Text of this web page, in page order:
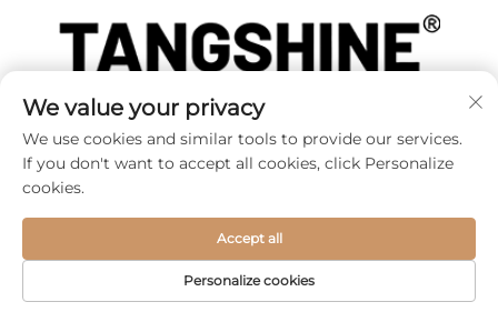
Авторские права © 2026 SHAOXING TANG CAI
LEATHER CO.,LTD -
Политика
конфиденциальности
We value your privacy
We use cookies and similar tools to provide our services.
If you don't want to accept all cookies, click Personalize
cookies.
Personalize cookies
Accept all